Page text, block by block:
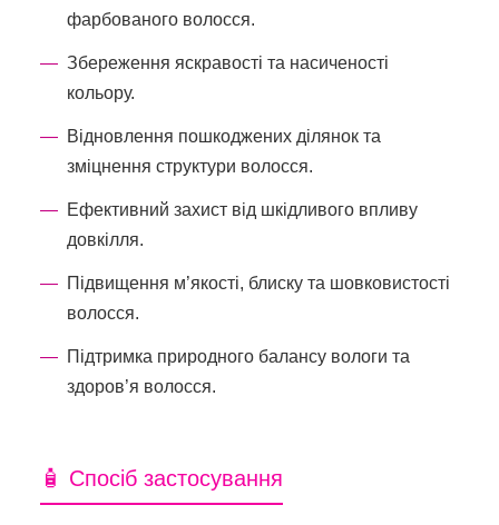
фарбованого волосся.
Збереження яскравості та насиченості
кольору.
Відновлення пошкоджених ділянок та
зміцнення структури волосся.
Ефективний захист від шкідливого впливу
довкілля.
Підвищення м’якості, блиску та шовковистості
волосся.
Підтримка природного балансу вологи та
здоров’я волосся.
🧴 Спосіб застосування